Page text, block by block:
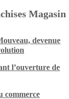
Magasin
devenue
l’ouverture de
commerce